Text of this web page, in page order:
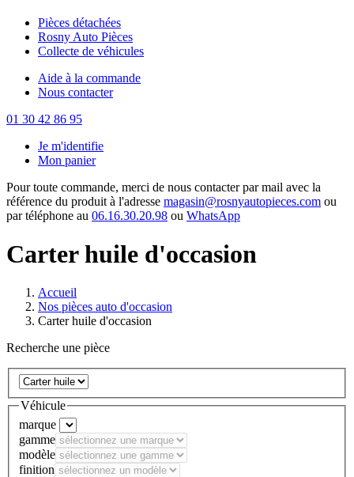
Pièces détachées
Rosny Auto Pièces
Collecte de véhicules
Aide à la commande
Nous contacter
01 30 42 86 95
Je m'identifie
Mon panier
Pour toute commande, merci de nous contacter par mail avec la
référence du produit à l'adresse magasin@rosnyautopieces.com ou
par téléphone au 06.16.30.20.98 ou WhatsApp
Carter huile d'occasion
Accueil
Nos pièces auto d'occasion
Carter huile d'occasion
Recherche une pièce
Véhicule
marque
gamme
modèle
finition